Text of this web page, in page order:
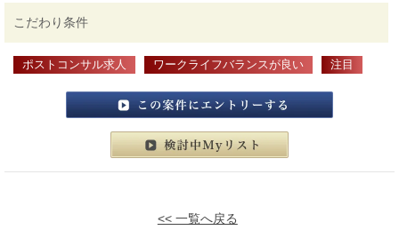
こだわり条件
ポストコンサル求人 ワークライフバランスが良い 注目
この案件にエントリーする
検討中マイリスト
<< 一覧へ戻る